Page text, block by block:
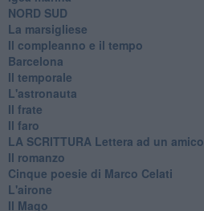
​NORD SUD
La marsigliese
Il compleanno e il tempo
Barcelona
Il temporale
L'astronauta
Il frate
Il faro
​LA SCRITTURA Lettera ad un amico
Il romanzo
Cinque poesie di Marco Celati
L'airone
Il Mago